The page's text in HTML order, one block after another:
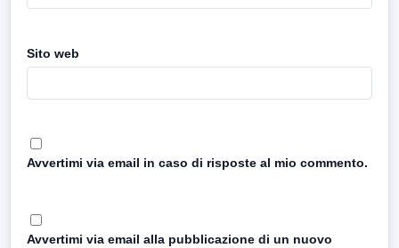
Sito web
Avvertimi via email in caso di risposte al mio commento.
Avvertimi via email alla pubblicazione di un nuovo